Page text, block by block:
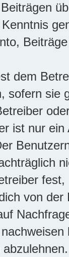
dem
sofern sie
ist nur
von